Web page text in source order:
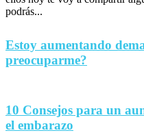
podrás...
Estoy aumentando
preocuparme?
10 Consejos para un
el embarazo